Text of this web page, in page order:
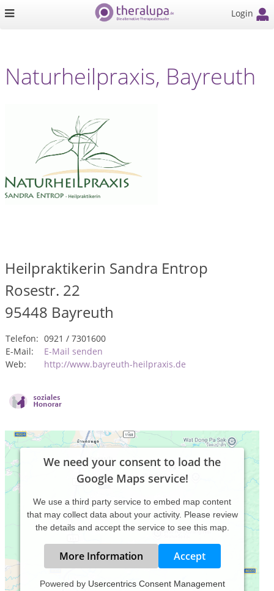
Login
Naturheilpraxis, Bayreuth
Heilpraktikerin Sandra Entrop
Rosestr. 22
95448 Bayreuth
Telefon: 0921 / 7301600
E-Mail:
E-Mail senden
Web:
http://www.bayreuth-heilpraxis.de
We need your consent to load the
Google Maps service!
We use a third party service to embed map content
that may collect data about your activity. Please review
the details and accept the service to see this map.
More Information Accept
Powered by Usercentrics Consent Management